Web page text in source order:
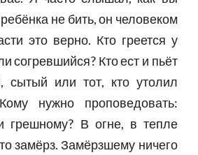
не бить, он человеком
это верно. Кто греется у
согревшийся? Кто ест и пьёт
сытый или тот, кто утолил
нужно проповедовать:
грешному? В огне, в тепле
замёрз. Замёрзшему ничего